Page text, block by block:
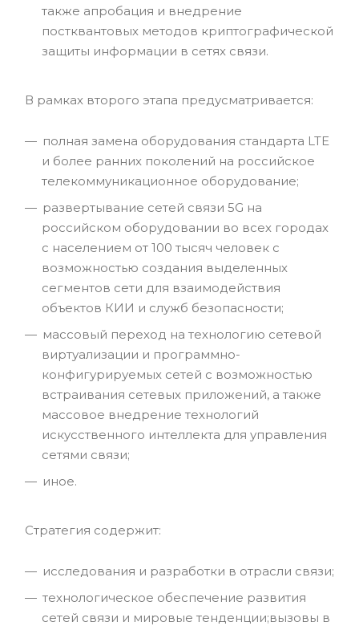
также апробация и внедрение
постквантовых методов криптографической
защиты информации в сетях связи.
В рамках второго этапа предусматривается:
полная замена оборудования стандарта LTE
и более ранних поколений на российское
телекоммуникационное оборудование;
развертывание сетей связи 5G на
российском оборудовании во всех городах
с населением от 100 тысяч человек с
возможностью создания выделенных
сегментов сети для взаимодействия
объектов КИИ и служб безопасности;
массовый переход на технологию сетевой
виртуализации и программно-
конфигурируемых сетей с возможностью
встраивания сетевых приложений, а также
массовое внедрение технологий
искусственного интеллекта для управления
сетями связи;
иное.
Стратегия содержит:
исследования и разработки в отрасли связи;
технологическое обеспечение развития
сетей связи и мировые тенденции;вызовы в